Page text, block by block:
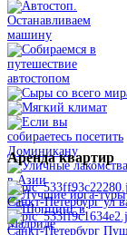
Арендаквартир
Санкт-Петербург ул
Санкт-Петербург